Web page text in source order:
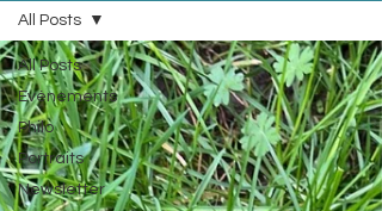
All Posts
Evénements
Philo
Portraits
Newsletter
All Posts